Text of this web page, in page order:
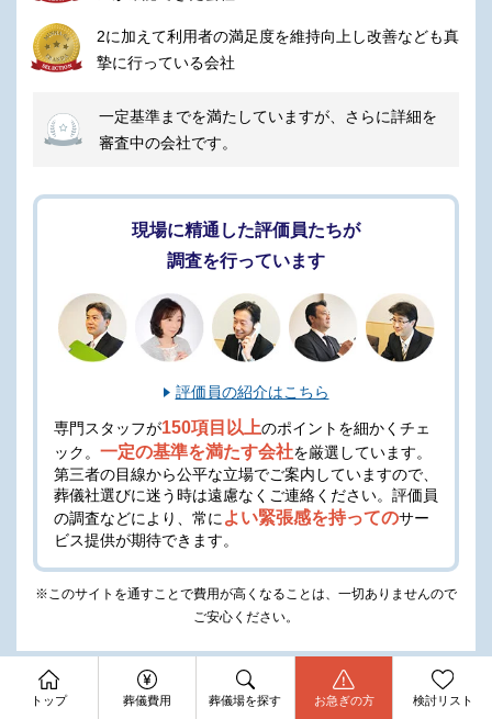
2に加えて利用者の満足度を維持向上し改善なども真
摯に行っている会社
一定基準までを満たしていますが、さらに詳細を
審査中の会社です。
現場に精通した評価員たちが
調査を行っています
評価員の紹介はこちら
専門スタッフが150項目以上のポイントを細かくチェ
ック。 一定の基準を満たす会社を厳選しています。
第三者の目線から公平な立場でご案内していますので、
葬儀社選びに迷う時は遠慮なくご連絡ください。 評価員
の調査などにより、常に よい緊張感を持ってのサー
ビス提供が期待できます。
※このサイトを通すことで費用が高くなることは、一切ありませんので
ご安心ください。
みんなが選んだお葬式で、
トップ 葬儀費用 葬儀場を探す お急ぎの方 検討リスト
資料請求
お問合せ
今すぐ電話相談